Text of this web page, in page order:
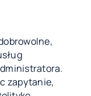
zapytanie,